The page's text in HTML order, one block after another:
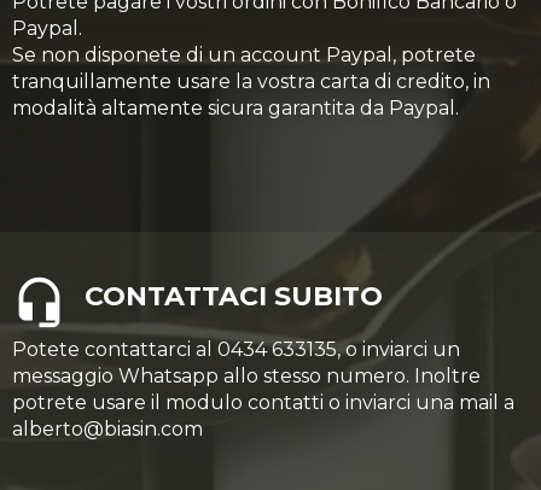
Paypal.
Se non disponete di un account Paypal, potrete
tranquillamente usare la vostra carta di credito, in
modalità altamente sicura garantita da Paypal.
CONTATTACI SUBITO
Potete contattarci al 0434 633135, o inviarci un
messaggio Whatsapp allo stesso numero. Inoltre
potrete usare il modulo contatti o inviarci una mail a
alberto@biasin.com